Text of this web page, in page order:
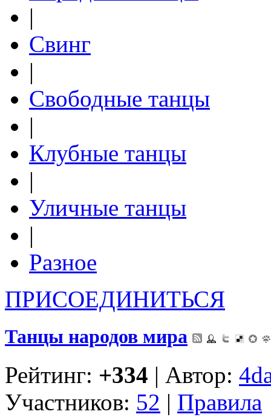
|
Свинг
|
Свободные танцы
|
Клубные танцы
|
Уличные танцы
|
Разное
ПРИСОЕДИНИТЬСЯ
Танцы народов мира
Рейтинг: +334 | Автор:
Участников: 52 | Правила